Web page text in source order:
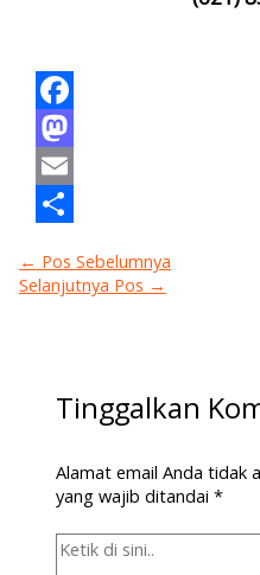
Facebook
Mastodon
Email
← Pos Sebelumnya
Selanjutnya Pos →
Tinggalkan
Alamat email Anda tidak
yang wajib ditandai*